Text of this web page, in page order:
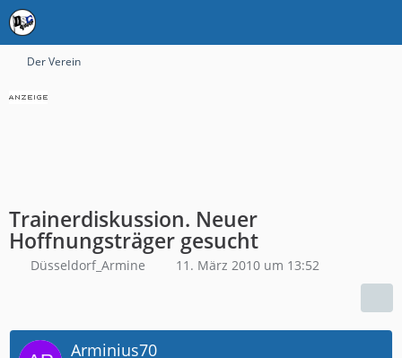
Der Verein
Trainerdiskussion. Neuer
Hoffnungsträger gesucht
Düsseldorf_Armine 11. März 2010 um 13:52
Arminius70